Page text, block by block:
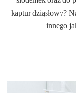
kaptur dziąsłowy?
innego